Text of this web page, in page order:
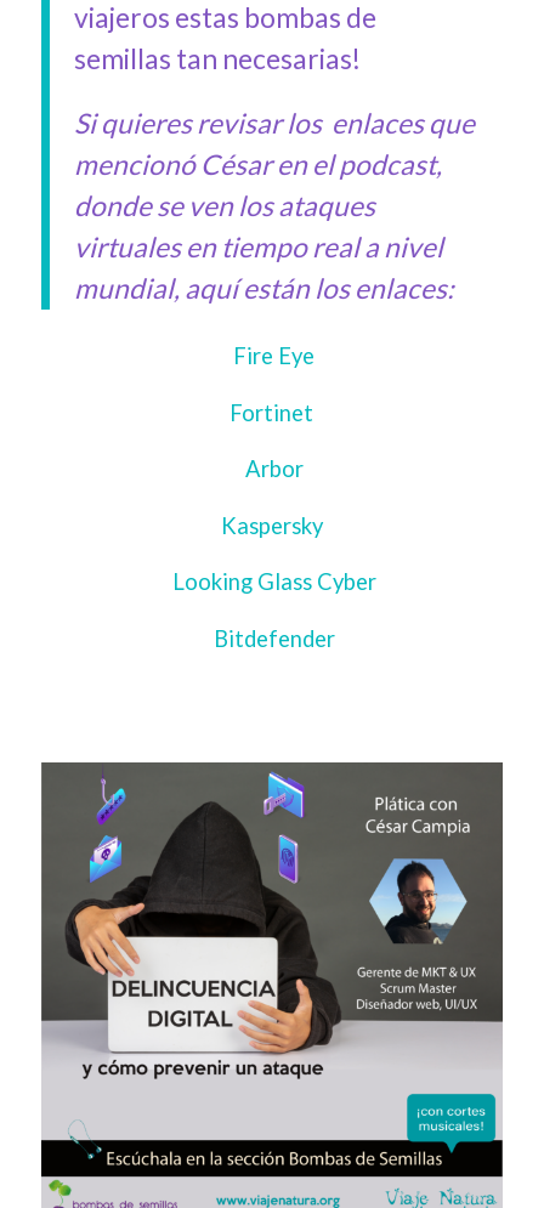
viajeros estas bombas de
semillas tan necesarias!
Si quieres revisar los enlaces que
mencionó César en el podcast,
donde se ven los ataques
virtuales en tiempo real a nivel
mundial, aquí están los enlaces:
Fire Eye
Fortinet
Arbor
Kaspersky
Looking Glass Cyber
Bitdefender